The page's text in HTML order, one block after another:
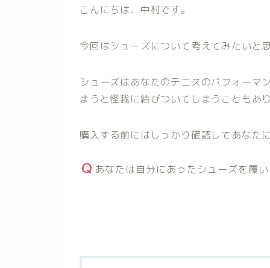
こんにちは、中村です。
今回はシューズについて考えてみたいと
シューズはあなたのテニスのパフォーマ
まうと怪我に結びついてしまうこともあ
購入する前にはしっかり確認してあなた
あなたは自分にあったシューズを履